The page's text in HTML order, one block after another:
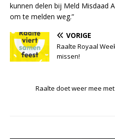
kunnen delen bij Meld Misdaad
om te melden weg.”
VORIGE
Raalte Royaal
missen!
Raalte doet weer mee